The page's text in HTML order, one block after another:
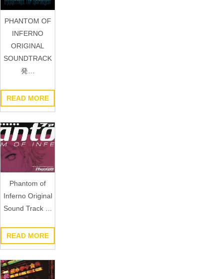
PHANTOM OF
INFERNO
ORIGINAL
SOUNDTRACK
発…
READ MORE
Phantom of
Inferno Original
Sound Track …
READ MORE